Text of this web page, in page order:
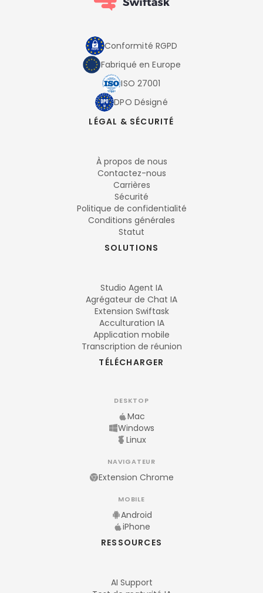
Conformité RGPD
Fabriqué en Europe
ISO 27001
DPO Désigné
LÉGAL & SÉCURITÉ
À propos de nous
Contactez-nous
Carrières
Sécurité
Politique de confidentialité
Conditions générales
Statut
SOLUTIONS
Studio Agent IA
Agrégateur de Chat IA
Extension Swiftask
Acculturation IA
Application mobile
Transcription de réunion
TÉLÉCHARGER
DESKTOP
Mac
Windows
Linux
NAVIGATEUR
Extension Chrome
MOBILE
Android
iPhone
RESSOURCES
AI Support